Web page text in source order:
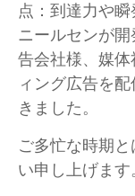
点：到達力や
ニールセンが
告会社様、媒
ィング広告を
きました。
ご多忙な時期
い申し上げます